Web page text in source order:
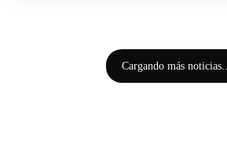
Cargando más noticias...